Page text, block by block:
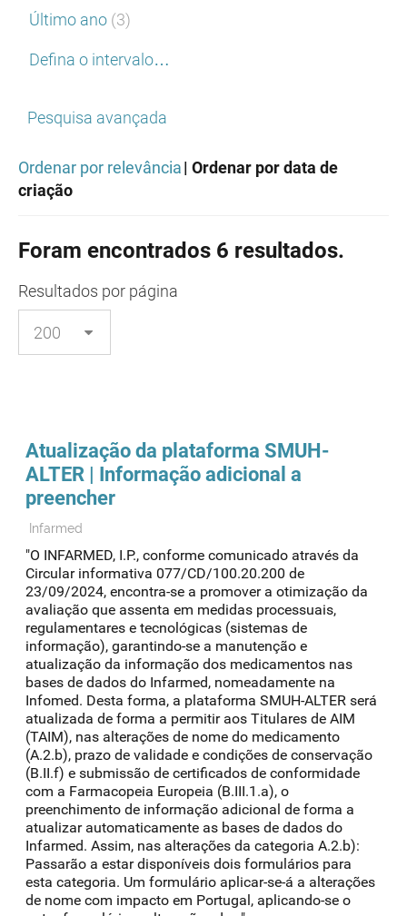
Último ano (3)
Defina o intervalo…
Pesquisa avançada
Ordenar por relevância| Ordenar por data de
criação
Foram encontrados 6 resultados.
Resultados por página
Atualização da plataforma SMUH-
ALTER | Informação adicional a
preencher
Infarmed
"O INFARMED, I.P., conforme comunicado através da
Circular informativa 077/CD/100.20.200 de
23/09/2024, encontra-se a promover a otimização da
avaliação que assenta em medidas processuais,
regulamentares e tecnológicas (sistemas de
informação), garantindo-se a manutenção e
atualização da informação dos medicamentos nas
bases de dados do Infarmed, nomeadamente na
Infomed. Desta forma, a plataforma SMUH-ALTER será
atualizada de forma a permitir aos Titulares de AIM
(TAIM), nas alterações de nome do medicamento
(A.2.b), prazo de validade e condições de conservação
(B.II.f) e submissão de certificados de conformidade
com a Farmacopeia Europeia (B.III.1.a), o
preenchimento de informação adicional de forma a
atualizar automaticamente as bases de dados do
Infarmed. Assim, nas alterações da categoria A.2.b):
Passarão a estar disponíveis dois formulários para
esta categoria. Um formulário aplicar-se-á a alterações
de nome com impacto em Portugal, aplicando-se o